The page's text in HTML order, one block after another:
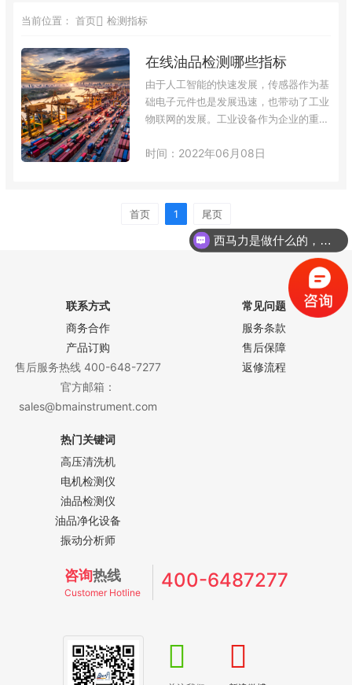
当前位置： 首页 检测指标
在线油品检测哪些指标
由于人工智能的快速发展，传感器作为基
础电子元件也是发展迅速，也带动了工业
物联网的发展。工业设备作为企业的重资
滑油作为设备的“血液”各种指标可以实时
清洁程度，是液压系统的一个关键测试指
标。伺服阀的具有非常严格的公差要求，
并且容易被过滤不良的液体干扰。所有的
OEM厂家都规定了设备的ISO 440…
时间：2022年06月08日
首页 1 尾页
联系方式
商务合作
产品订购
售后服务热线 400-648-7277
官方邮箱：
sales@bmainstrument.com
常见问题
服务条款
售后保障
返修流程
热门关键词
高压清洗机
电机检测仪
油品检测仪
油品净化设备
振动分析师
咨询热线
Customer Hotline
400-6487277
西马力是做什么的，可以介绍下你们的产品么？